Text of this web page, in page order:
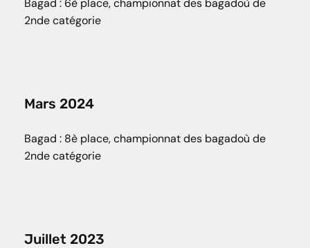
Bagad : 6è place, championnat des bagadoù de
2nde catégorie
Mars 2024
Bagad : 8è place, championnat des bagadoù de
2nde catégorie
Juillet 2023